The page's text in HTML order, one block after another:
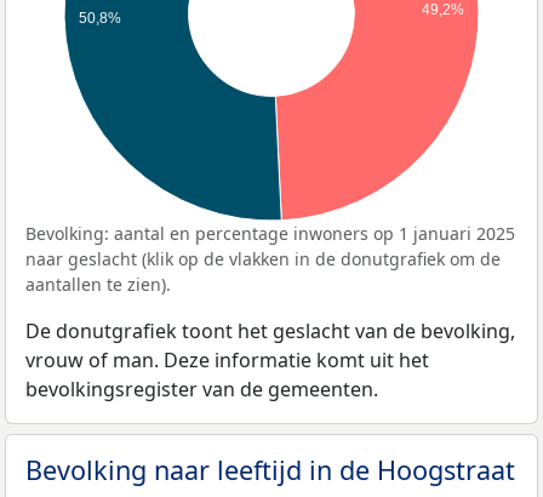
49,2%
50,8%
Bevolking: aantal en percentage inwoners op 1 januari 2025
naar geslacht (klik op de vlakken in de donutgrafiek om de
aantallen te zien).
De donutgrafiek toont het geslacht van de bevolking,
vrouw of man. Deze informatie komt uit het
bevolkingsregister van de gemeenten.
Bevolking naar leeftijd in de Hoogstraat